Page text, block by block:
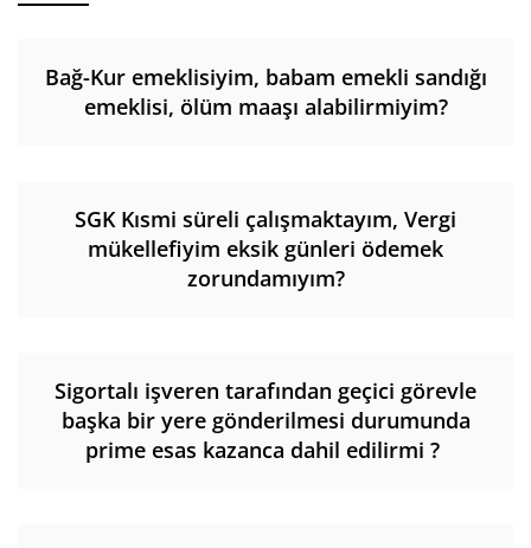
Bağ-Kur emeklisiyim, babam emekli sandığı
emeklisi, ölüm maaşı alabilirmiyim?
SGK Kısmi süreli çalışmaktayım, Vergi
mükellefiyim eksik günleri ödemek
zorundamıyım?
Sigortalı işveren tarafından geçici görevle
başka bir yere gönderilmesi durumunda
prime esas kazanca dahil edilirmi ?